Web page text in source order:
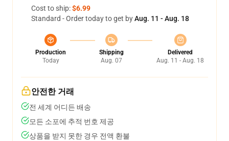
Cost to ship:$6.99
Standard - Order today to get byAug. 11 - Aug. 18
Production
Today
Shipping
Aug. 07
Delivered
Aug. 11 - Aug. 18
안전한 거래
전 세계 어디든 배송
모든 소포에 추적 번호 제공
상품을 받지 못한 경우 전액 환불